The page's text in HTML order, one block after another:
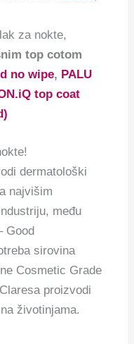
za nokte,
top cotom
no wipe, PALU
top coat
dermatološki
najvišim
među
Good
sirovina
Cosmetic Grade
proizvodi
životinjama.